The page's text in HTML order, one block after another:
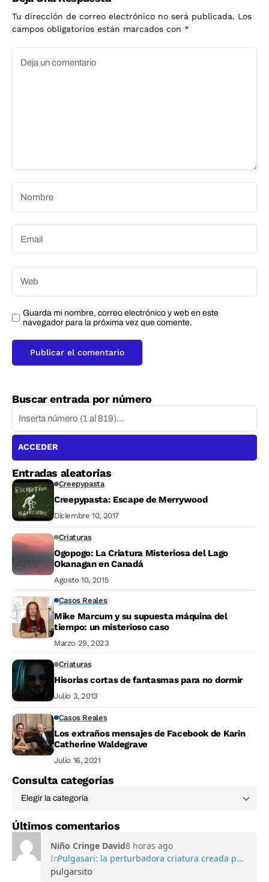
Tu dirección de correo electrónico no será publicada. Los
campos obligatorios están marcados con *
Guarda mi nombre, correo electrónico y web en este
navegador para la próxima vez que comente.
Buscar entrada por número
ACCEDER
Entradas aleatorias
Creepypasta
Creepypasta: Escape de Merrywood
Diciembre 10, 2017
Criaturas
Ogopogo: La Criatura Misteriosa del Lago
Okanagan en Canadá
Agosto 10, 2015
Casos Reales
Mike Marcum y su supuesta máquina del
tiempo: un misterioso caso
Marzo 29, 2023
Criaturas
Hisorias cortas de fantasmas para no dormir
Julio 3, 2013
Casos Reales
Los extraños mensajes de Facebook de Karin
Catherine Waldegrave
Julio 16, 2021
Consulta categorías
Últimos comentarios
Niño Cringe David8 horas ago
In
Pulgasari: la perturbadora criatura creada por Corea del Norte para competir con Godzilla
pulgarsito